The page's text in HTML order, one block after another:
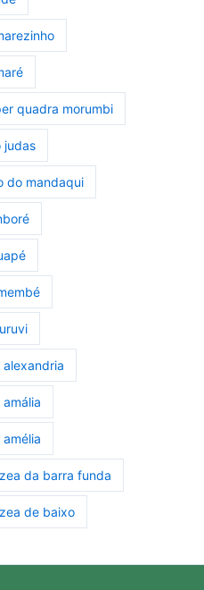
quadra morumbi
judas
do mandaqui
da barra funda
de baixo